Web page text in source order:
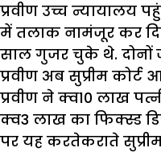
प्रवीण उच्च न्यायालय
में तलाक नामंजूर कर
साल गुजर चुके थे. दोनों
प्रवीण अब सुप्रीम कोर्ट
प्रवीण ने क्व10 लाख
क्व3 लाख का फिक्स्ड
पर यह करतेकराते